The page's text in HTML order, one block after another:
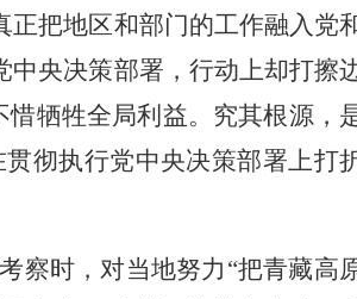
正把地区和部门的工作融入党
中央决策部署，行动上却打擦
惜牺牲全局利益。究其根源，
彻执行党中央决策部署上打
察时，对当地努力“把青藏高